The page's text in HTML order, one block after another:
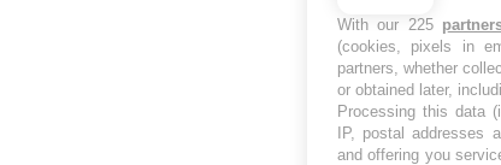
With our 225
(cookies, pixels in
partners, whether
or obtained later,
Processing this data
IP, postal addresses
and offering you